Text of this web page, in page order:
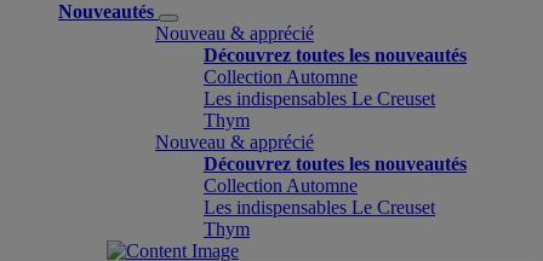
Nouveautés
Nouveau & apprécié
Découvrez toutes les nouveautés
Collection Automne
Les indispensables Le Creuset
Thym
Nouveau & apprécié
Découvrez toutes les nouveautés
Collection Automne
Les indispensables Le Creuset
Thym